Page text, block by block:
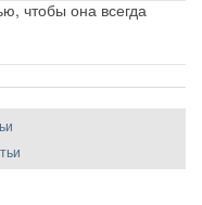
чтобы она всегда